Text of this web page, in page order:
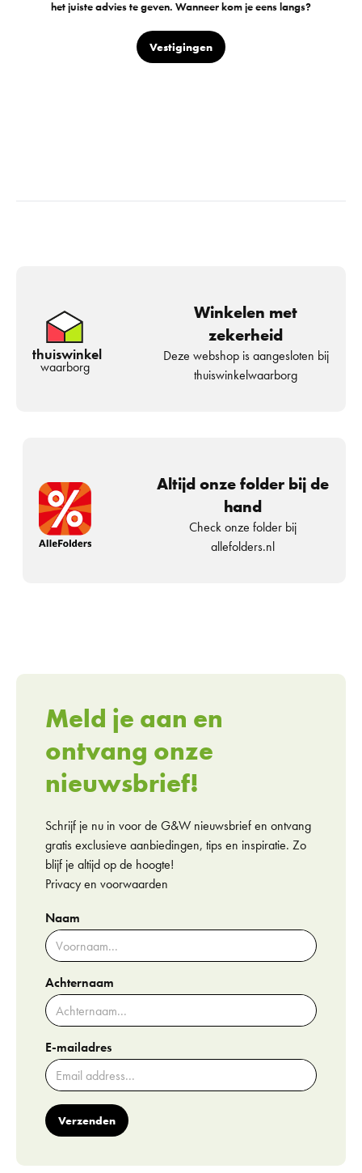
het juiste advies te geven. Wanneer kom je eens langs?
Vestigingen
thuiswinkel
waarborg
Winkelen met
zekerheid
Deze webshop is aangesloten bij
thuiswinkelwaarborg
Altijd onze folder bij de
hand
Check onze folder bij
allefolders.nl
Meld je aan en
ontvang onze
nieuwsbrief!
Schrijf je nu in voor de G&W nieuwsbrief en ontvang
gratis exclusieve aanbiedingen, tips en inspiratie. Zo
blijf je altijd op de hoogte!
Privacy en voorwaarden
Naam
Achternaam
E-mailadres
Verzenden